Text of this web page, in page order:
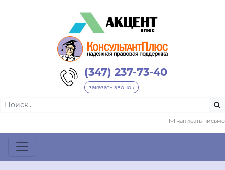
(347) 237-73-40
заказать звонок
написать письмо